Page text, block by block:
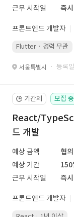
근무 시작일
즉
프론트엔드 개발자
Flutter · 경력 무관
서울특별시 · 등록
🕒 기간제 모집 중
React/
드 개발
예상 금액
협
예상 기간
150
근무 시작일
즉
프론트엔드 개발자